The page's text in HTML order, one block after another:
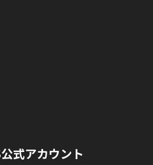
式アカウント